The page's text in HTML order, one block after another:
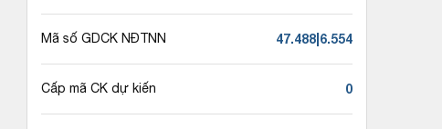
Mã số GDCK NĐTNN 47.488|6.554
Cấp mã CK dự kiến 0